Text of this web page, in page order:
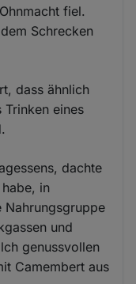
fiel.
Schrecken
dass ähnlich
eines
dachte
in
und
genussvollen
Camembert aus